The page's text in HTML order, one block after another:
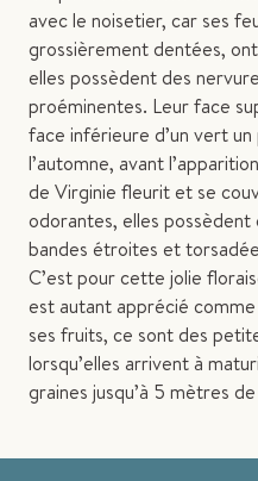
avec le noisetier, car ses
grossièrement dentées,
elles possèdent des
proéminentes. Leur face
face inférieure d’un vert
l’automne, avant
de Virginie fleurit et se
odorantes, elles
bandes étroites et
C’est pour cette jolie
est autant apprécié
ses fruits, ce sont des
lorsqu’elles arrivent à
graines jusqu’à 5 mètres